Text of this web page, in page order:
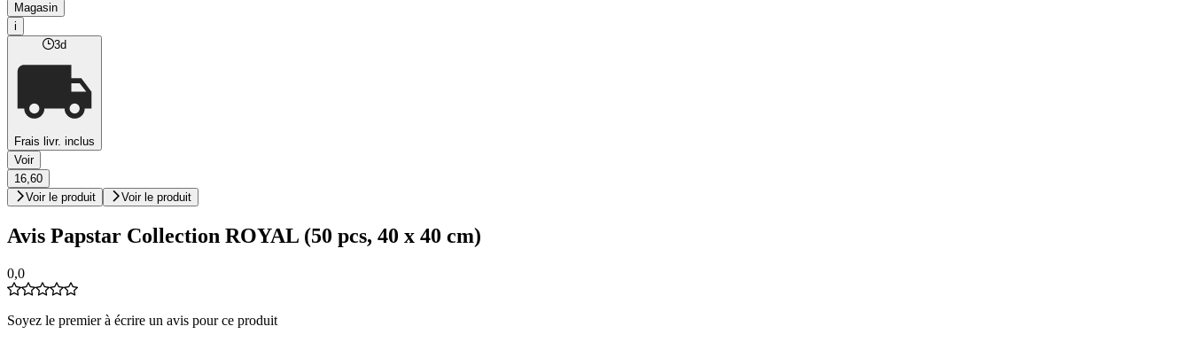
Magasin
i
3d
Frais livr. inclus
Voir
16,60
Voir le produit
Voir le produit
Avis Papstar Collection ROYAL (50 pcs, 40 x 40 cm)
0,0
Soyez le premier à écrire un avis pour ce produit